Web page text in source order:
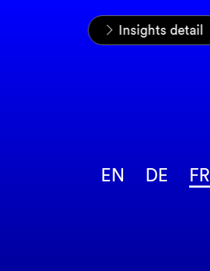
Home
News & Insights
Analyses
Insights detail
EN DE FR